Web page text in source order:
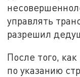
управлять
разрешил
После того,
по указанию